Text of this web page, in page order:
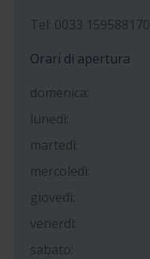
Tel: 0033 159588170
Orari di apertura
domenica:
lunedì:
martedì:
mercoledì:
giovedì:
venerdì:
sabato: